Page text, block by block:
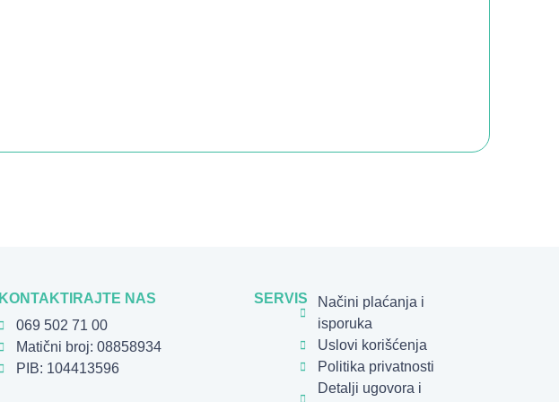
KONTAKTIRAJTE NAS
069 502 71 00
Matični broj: 08858934
PIB: 104413596
SERVIS
Načini plaćanja i
isporuka
Uslovi korišćenja
Politika privatnosti
Detalji ugovora i